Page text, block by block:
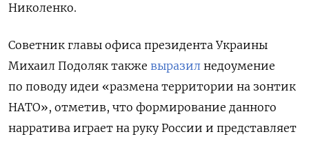
Николенко.
Советник главы офиса президента Украины
Михаил Подоляк также выразил недоумение
по поводу идеи «размена территории на зонтик
НАТО», отметив, что формирование данного
нарратива играет на руку России и представляет